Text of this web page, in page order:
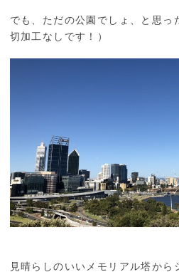
でも、ただの公園でしょ、と思っ
切加工なしです！）
見晴らしのいいメモリアル塔か